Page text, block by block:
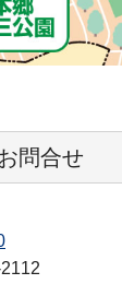
問合せ